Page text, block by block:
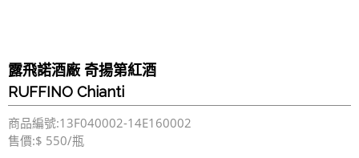
露飛諾酒廠 奇揚第紅酒
RUFFINO Chianti
商品編號:13F040002-14E160002
售價:$ 550/瓶